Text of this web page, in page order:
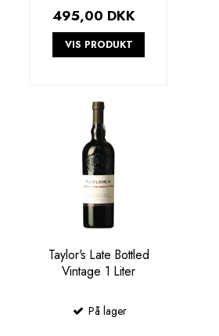
495,00 DKK
VIS PRODUKT
Taylor's Late Bottled
Vintage 1 Liter
På lager